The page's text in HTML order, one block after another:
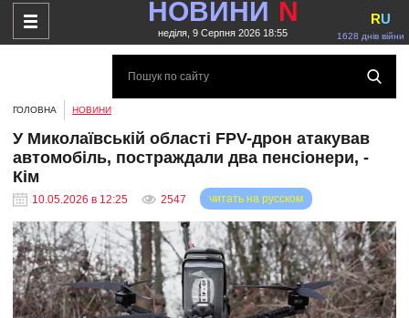
НОВИНИ N
неділя, 9 Серпня 2026 18:55 1628 днів війни
RU
ГОЛОВНА НОВИНИ
У Миколаївській області FPV-дрон атакував
автомобіль, постраждали два пенсіонери, -
Кім
10.05.2026 в 12:25 2547 читать на русском